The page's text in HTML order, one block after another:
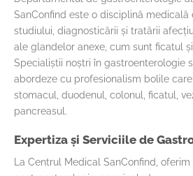
SanConfind este o disciplină medicală
studiului, diagnosticării și tratării
ale glandelor anexe, cum sunt ficatul
Specialiștii noștri în gastroenterologie
abordeze cu profesionalism bolile
stomacul, duodenul, colonul, ficatul,
pancreasul.
Expertiza și Serviciile de
La Centrul Medical SanConfind,